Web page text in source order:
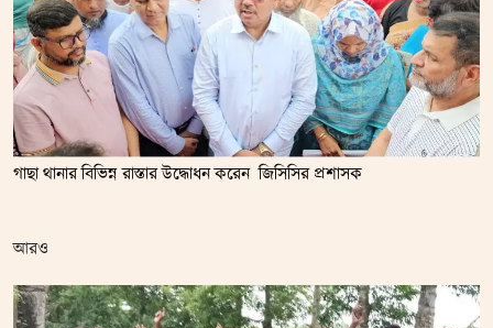
গাছা থানার বিভিন্ন রাস্তার উদ্ধোধন করেন জিসিসির প্রশাসক
আরও